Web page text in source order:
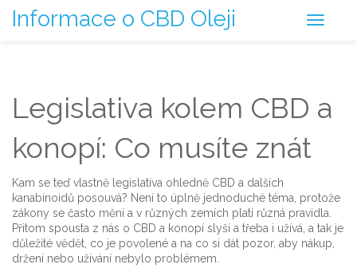
Informace o CBD Oleji
Legislativa kolem CBD a
konopí: Co musíte znát
Kam se teď vlastně legislativa ohledně CBD a dalších
kanabinoidů posouvá? Není to úplně jednoduché téma, protože
zákony se často mění a v různých zemích platí různá pravidla.
Přitom spousta z nás o CBD a konopí slyší a třeba i užívá, a tak je
důležité vědět, co je povolené a na co si dát pozor, aby nákup,
držení nebo užívání nebylo problémem.